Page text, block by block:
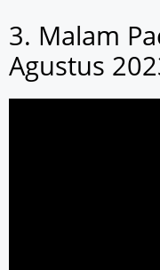
3. Malam
Agustus